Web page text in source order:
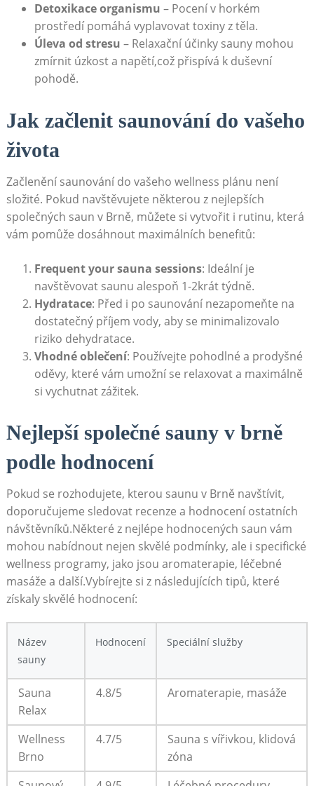
Detoxikace organismu – Pocení v horkém
prostředí pomáhá vyplavovat toxiny z těla.
Úleva od stresu – Relaxační účinky sauny mohou
zmírnit úzkost a napětí,což přispívá k duševní
pohodě.
Jak začlenit saunování do vašeho
života
Začlenění saunování do vašeho wellness plánu není
složité. Pokud navštěvujete některou z nejlepších
společných saun v Brně, můžete si vytvořit i rutinu, která
vám pomůže dosáhnout maximálních benefitů:
Frequent your sauna sessions: Ideální je
navštěvovat saunu alespoň 1-2krát týdně.
Hydratace: Před i po saunování nezapomeňte na
dostatečný příjem vody, aby se minimalizovalo
riziko dehydratace.
Vhodné oblečení: Používejte pohodlné a prodyšné
oděvy, které vám umožní se relaxovat a maximálně
si vychutnat zážitek.
Nejlepší společné sauny v brně
podle hodnocení
Pokud se rozhodujete, kterou saunu v Brně navštívit,
doporučujeme sledovat recenze a hodnocení ostatních
návštěvníků.Některé z nejlépe hodnocených saun vám
mohou nabídnout nejen skvělé podmínky, ale i specifické
wellness programy, jako jsou aromaterapie, léčebné
masáže a další.Vybírejte si z následujících tipů, které
získaly skvělé hodnocení:
Název
sauny
Hodnocení Speciální služby
Sauna
Relax
4.8/5 Aromaterapie, masáže
Wellness
Brno
4.7/5
Sauna s vířivkou, klidová
zóna